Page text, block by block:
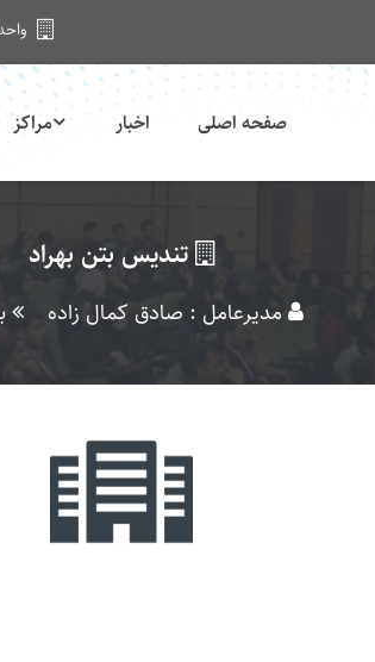
صفحه اصلی اخبار مراکز
تندیس بتن بهراد
مدیرعامل : صادق کمال زاده